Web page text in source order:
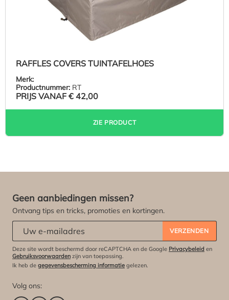
RAFFLES COVERS TUINTAFELHOES
Merk:
Productnummer: RT
PRIJS VANAF € 42,00
ZIE PRODUCT
Geen aanbiedingen missen?
Ontvang tips en tricks, promoties en kortingen.
VERZENDEN
Deze site wordt beschermd door reCAPTCHA en de Google Privacybeleid en
Gebruiksvoorwaarden zijn van toepassing.
Ik heb de gegevensbescherming informatie gelezen.
Volg ons: